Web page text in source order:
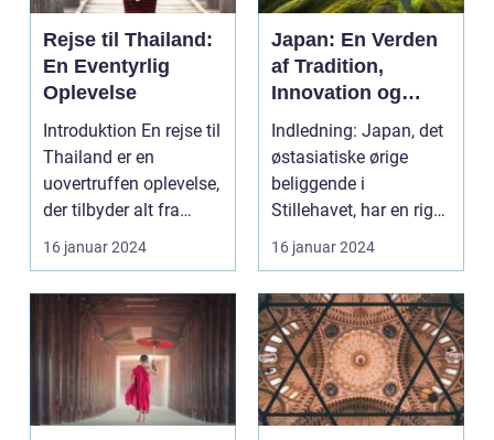
Rejse til Thailand:
En Eventyrlig
Oplevelse
Introduktion En rejse til
Thailand er en
uovertruffen oplevelse,
der tilbyder alt fra
smukke strand...
16 januar 2024
Japan: En Verden
af Tradition,
Innovation og
Skønhed
Indledning: Japan, det
østasiatiske ørige
beliggende i
Stillehavet, har en rig
og fascinerende kult...
16 januar 2024